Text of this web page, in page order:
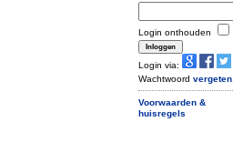
Login onthouden
Login via:
Wachtwoord vergeten
Voorwaarden &
huisregels